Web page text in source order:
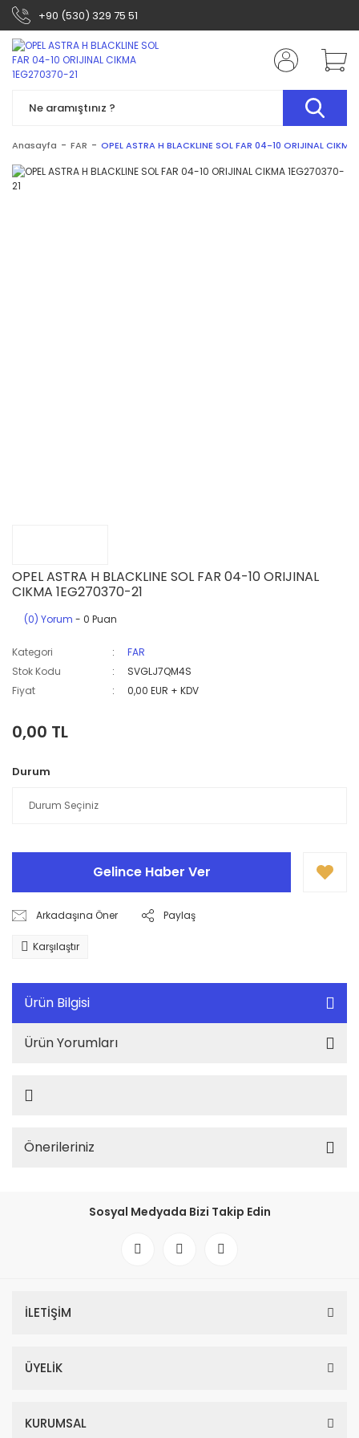
+90 (530) 329 75 51
Anasayfa FAR OPEL ASTRA H BLACKLINE SOL FAR 04-10 ORIJINAL
OPEL ASTRA H BLACKLINE SOL FAR 04-10 ORIJINAL
CIKMA 1EG270370-21
(0) Yorum - 0 Puan
Kategori
FAR
Stok Kodu
SVGLJ7QM4S
Fiyat
0,00 EUR + KDV
0,00 TL
Durum
Gelince Haber Ver
Arkadaşına Öner Paylaş
Karşılaştır
Ürün Bilgisi
Ürün Yorumları
Önerileriniz
Sosyal Medyada Bizi Takip Edin
İLETİŞİM
ÜYELİK
KURUMSAL